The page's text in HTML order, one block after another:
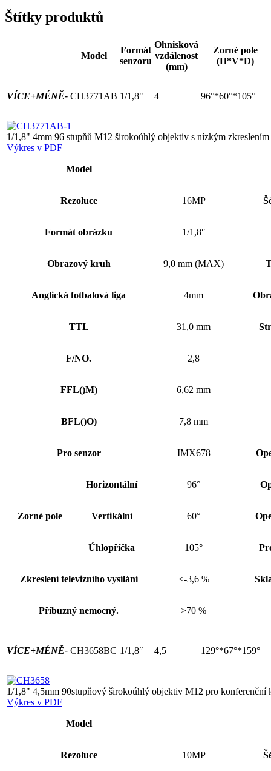
Štítky produktů
Model
Formát
senzoru
Ohnisková
vzdálenost
(mm)
Zorné pole
(H*V*D)
VÍCE+MÉNĚ- CH3771AB 1/1,8" 4 96°*60°*105°
1/1,8" 4mm 96 stupňů M12 širokoúhlý objektiv s nízkým
Výkres v PDF
Model
Rezoluce 16MP
Formát obrázku 1/1,8″
Obrazový kruh 9,0 mm (MAX)
Anglická fotbalová liga 4mm
TTL 31,0 mm
F/NO. 2,8
FFL()M) 6,62 mm
BFL()O) 7,8 mm
Pro senzor IMX678
Zorné pole
Horizontální 96°
Vertikální 60°
Úhlopříčka 105°
Zkreslení televizního vysílání <-3,6 %
Příbuzný nemocný. >70 %
VÍCE+MÉNĚ- CH3658BC 1/1,8″ 4,5 129°*67°*159°
1/1,8" 4,5mm 90stupňový širokoúhlý objektiv M12 pro konferenční
Výkres v PDF
Model
Rezoluce 10MP